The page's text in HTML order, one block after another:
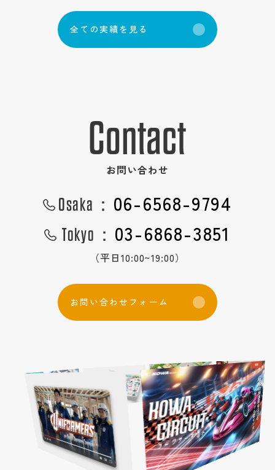
全 て の実績を 見 る
Contact
お問い合わせ
Osaka： 06-6568-9794
Tokyo： 03-6868-3851
（平日10:00~19:00）
お 問 い合わせ フ ォ ー ム